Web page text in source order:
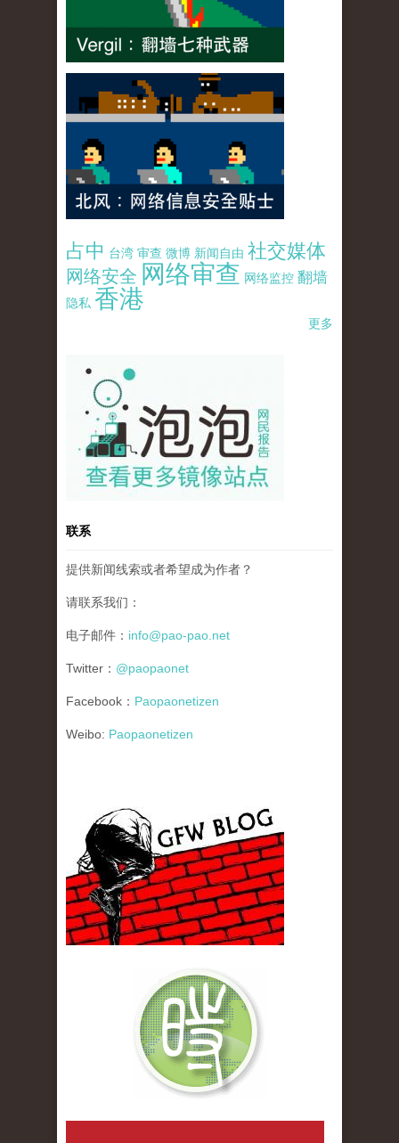
占中 台湾 审查 微博 新闻自由 社交媒体
网络安全 网络审查 网络监控 翻墙
隐私 香港
更多
pao-pao-banner-mirror-site-120814.jpg
联系
提供新闻线索或者希望成为作者？
请联系我们：
电子邮件： info@pao-pao.net
Twitter： @paopaonet
Facebook： Paopaonetizen
Weibo: Paopaonetizen
gfw_blog_small.jpg